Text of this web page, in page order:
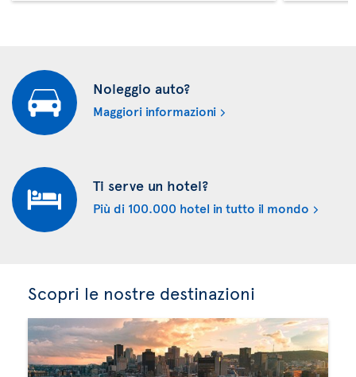
Noleggio auto?
Maggiori informazioni
Ti serve un hotel?
Più di 100.000 hotel in tutto il mondo
Scopri le nostre destinazioni